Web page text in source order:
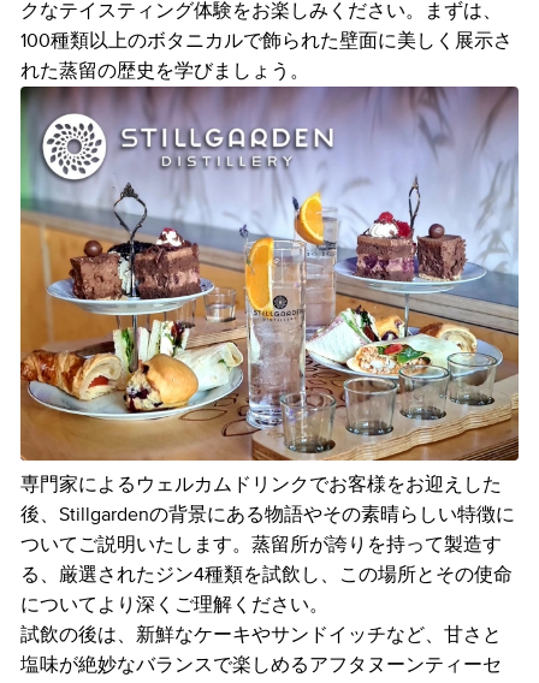
クなテイスティング体験をお楽しみください。まずは、
100種類以上のボタニカルで飾られた壁面に美しく展示さ
れた蒸留の歴史を学びましょう。
専門家によるウェルカムドリンクでお客様をお迎えした
後、Stillgardenの背景にある物語やその素晴らしい特徴に
ついてご説明いたします。蒸留所が誇りを持って製造す
る、厳選されたジン4種類を試飲し、この場所とその使命
についてより深くご理解ください。
試飲の後は、新鮮なケーキやサンドイッチなど、甘さと
塩味が絶妙なバランスで楽しめるアフタヌーンティーセ